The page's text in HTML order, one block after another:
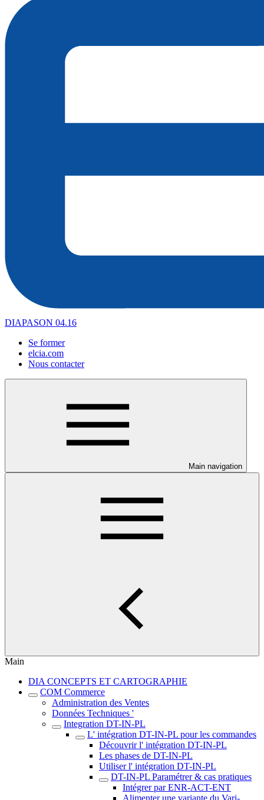
DIAPASON 04.16
Se former
elcia.com
Nous contacter
Main navigation
Main
DIA CONCEPTS ET CARTOGRAPHIE
COM Commerce
Administration des Ventes
Données Techniques '
Integration DT-IN-PL
L' intégration DT-IN-PL pour les commandes
Découvrir l' intégration DT-IN-PL
Les phases de DT-IN-PL
Utiliser l' intégration DT-IN-PL
DT-IN-PL Paramétrer & cas pratiques
Intégrer par ENR-ACT-ENT
Alimenter une variante du Vari-